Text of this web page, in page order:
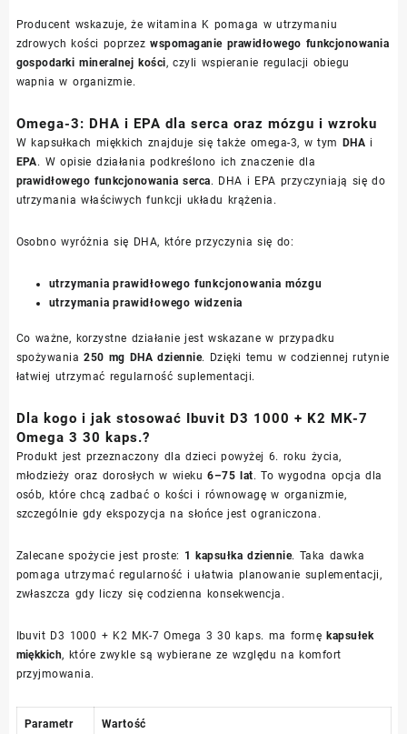
Producent wskazuje, że witamina K pomaga w utrzymaniu
zdrowych kości poprzezwspomaganie prawidłowego funkcjonowania
gospodarki mineralnej kości, czyli wspieranie regulacji obiegu
wapnia w organizmie.
Omega-3: DHA i EPA dla serca oraz mózgu i wzroku
W kapsułkach miękkich znajduje się także omega-3, w tym DHA i
EPA. W opisie działania podkreślono ich znaczenie dla
prawidłowego funkcjonowania serca. DHA i EPA przyczyniają się do
utrzymania właściwych funkcji układu krążenia.
Osobno wyróżnia się DHA, które przyczynia się do:
utrzymania prawidłowego funkcjonowania mózgu
utrzymania prawidłowego widzenia
Co ważne, korzystne działanie jest wskazane w przypadku
spożywania250 mg DHA dziennie. Dzięki temu w codziennej rutynie
łatwiej utrzymać regularność suplementacji.
Dla kogo i jak stosować Ibuvit D3 1000 + K2 MK-7
Omega 3 30 kaps.?
Produkt jest przeznaczony dla dzieci powyżej 6. roku życia,
młodzieży oraz dorosłych w wieku6–75 lat. To wygodna opcja dla
osób, które chcą zadbać o kości i równowagę w organizmie,
szczególnie gdy ekspozycja na słońce jest ograniczona.
Zalecane spożycie jest proste: 1 kapsułka dziennie. Taka dawka
pomaga utrzymać regularność i ułatwia planowanie suplementacji,
zwłaszcza gdy liczy się codzienna konsekwencja.
Ibuvit D3 1000 + K2 MK-7 Omega 3 30 kaps. ma formękapsułek
miękkich, które zwykle są wybierane ze względu na komfort
przyjmowania.
Parametr Wartość